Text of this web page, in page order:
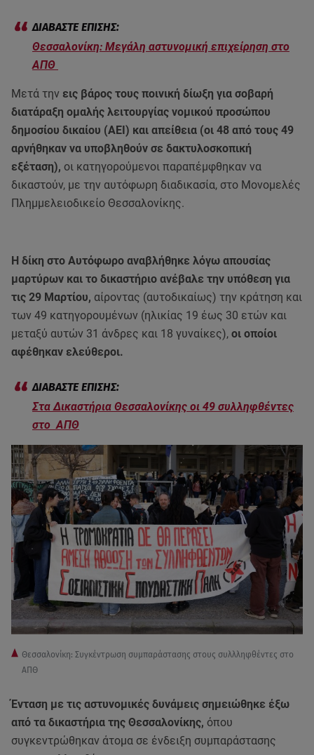
Θεσσαλονίκη: Μεγάλη αστυνομική επιχείρηση στο
ΑΠΘ
Μετά την εις βάρος τους ποινική δίωξη για σοβαρή
διατάραξη ομαλής λειτουργίας νομικού προσώπου
δημοσίου δικαίου (ΑΕΙ) και απείθεια (οι 48 από τους 49
αρνήθηκαν να υποβληθούν σε δακτυλοσκοπική
εξέταση), οι κατηγορούμενοι παραπέμφθηκαν να
δικαστούν, με την αυτόφωρη διαδικασία, στο Μονομελές
Πλημμελειοδικείο Θεσσαλονίκης.
Η δίκη στο Αυτόφωρο αναβλήθηκε λόγω απουσίας
μαρτύρων και το δικαστήριο ανέβαλε την υπόθεση για
τις 29 Μαρτίου, αίροντας (αυτοδικαίως) την κράτηση και
των 49 κατηγορουμένων (ηλικίας 19 έως 30 ετών και
μεταξύ αυτών 31 άνδρες και 18 γυναίκες), οι οποίοι
αφέθηκαν ελεύθεροι.
Στα Δικαστήρια Θεσσαλονίκης οι 49 συλληφθέντες
στο ΑΠΘ
Θεσσαλονίκη: Συγκέντρωση συμπαράστασης στους συλλληφθέντες στο
ΑΠΘ
Ένταση με τις αστυνομικές δυνάμεις σημειώθηκε έξω
από τα δικαστήρια της Θεσσαλονίκης, όπου
συγκεντρώθηκαν άτομα σε ένδειξη συμπαράστασης